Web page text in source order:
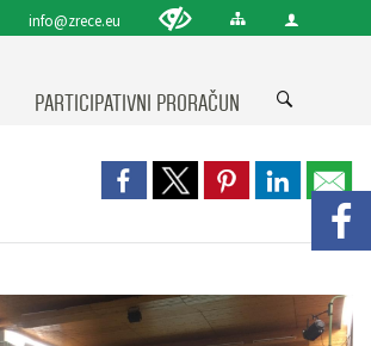
info@zrece.eu
PARTICIPATIVNI PRORAČUN